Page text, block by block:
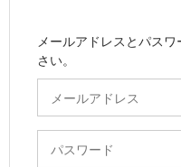
メールアドレスとパス
さい。